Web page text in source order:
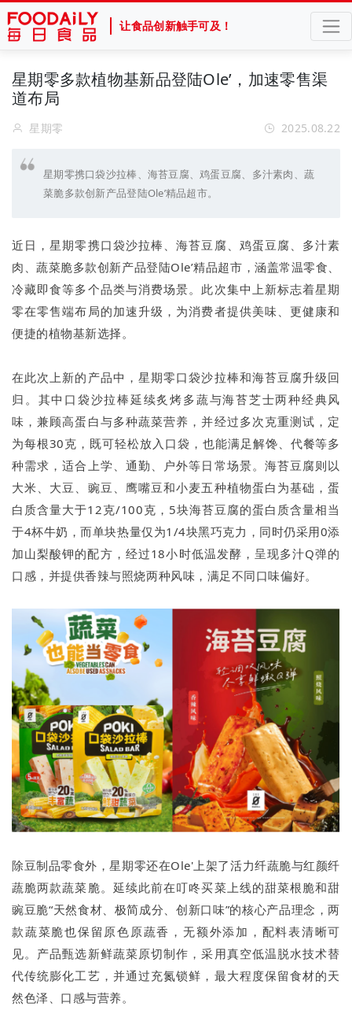
让食品创新触手可及！
星期零多款植物基新品登陆Ole’，加速零售渠
道布局
星期零 2025.08.22
星期零携口袋沙拉棒、海苔豆腐、鸡蛋豆腐、多汁素肉、蔬
菜脆多款创新产品登陆Ole’精品超市。
近日，星期零携口袋沙拉棒、海苔豆腐、鸡蛋豆腐、多汁素
肉、蔬菜脆多款创新产品登陆Ole’精品超市，涵盖常温零食、
冷藏即食等多个品类与消费场景。此次集中上新标志着星期
零在零售端布局的加速升级，为消费者提供美味、更健康和
便捷的植物基新选择。
在此次上新的产品中，星期零口袋沙拉棒和海苔豆腐升级回
归。其中口袋沙拉棒延续炙烤多蔬与海苔芝士两种经典风
味，兼顾高蛋白与多种蔬菜营养，并经过多次克重测试，定
为每根30克，既可轻松放入口袋，也能满足解馋、代餐等多
种需求，适合上学、通勤、户外等日常场景。海苔豆腐则以
大米、大豆、豌豆、鹰嘴豆和小麦五种植物蛋白为基础，蛋
白质含量大于12克/100克，5块海苔豆腐的蛋白质含量相当
于4杯牛奶，而单块热量仅为1/4块黑巧克力，同时仍采用0添
加山梨酸钾的配方，经过18小时低温发酵，呈现多汁Q弹的
口感，并提供香辣与照烧两种风味，满足不同口味偏好。
除豆制品零食外，星期零还在Ole'上架了活力纤蔬脆与红颜纤
蔬脆两款蔬菜脆。延续此前在叮咚买菜上线的甜菜根脆和甜
豌豆脆“天然食材、极简成分、创新口味”的核心产品理念，两
款蔬菜脆也保留原色原蔬香，无额外添加，配料表清晰可
见。产品甄选新鲜蔬菜原切制作，采用真空低温脱水技术替
代传统膨化工艺，并通过充氮锁鲜，最大程度保留食材的天
然色泽、口感与营养。